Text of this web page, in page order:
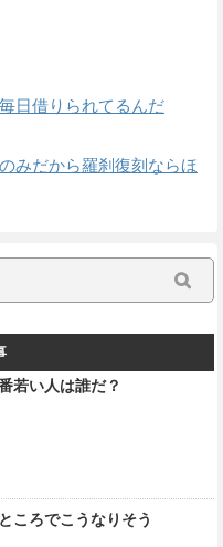
日借りられてるんだ
みだから羅刹復刻ならほ
若い人は誰だ？
ころでこうなりそう